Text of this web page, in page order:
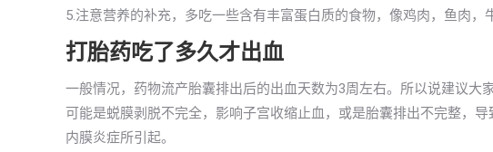
5.注意营养的补充，多吃一些含有丰富蛋白质的食物，像鸡肉，鱼肉，
打胎药吃了多久才出血
一般情况，药物流产胎囊排出后的出血天数为3周左右。所以说建议大
可能是蜕膜剥脱不完全，影响子宫收缩止血，或是胎囊排出不完整，
内膜炎症所引起。